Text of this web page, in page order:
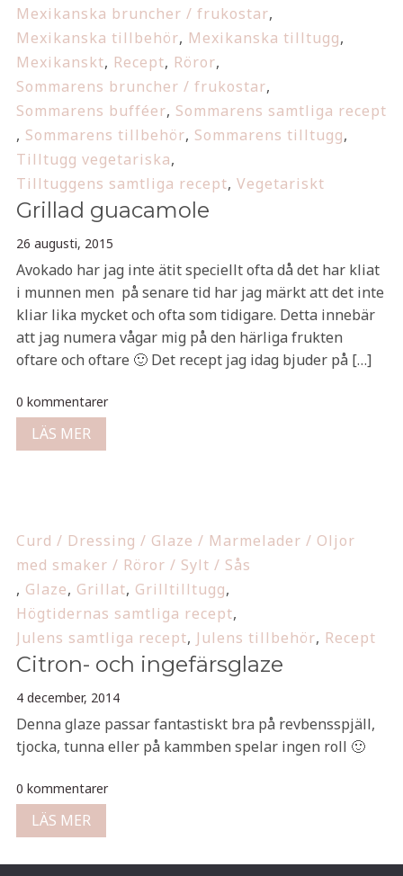
Mexikanska bruncher / frukostar,
Mexikanska tillbehör, Mexikanska tilltugg,
Mexikanskt, Recept, Röror,
Sommarens bruncher / frukostar,
Sommarens bufféer, Sommarens samtliga recept
, Sommarens tillbehör, Sommarens tilltugg,
Tilltugg vegetariska,
Tilltuggens samtliga recept, Vegetariskt
Grillad guacamole
26 augusti, 2015
Avokado har jag inte ätit speciellt ofta då det har kliat
i munnen men på senare tid har jag märkt att det inte
kliar lika mycket och ofta som tidigare. Detta innebär
att jag numera vågar mig på den härliga frukten
oftare och oftare 🙂 Det recept jag idag bjuder på […]
0 kommentarer
LÄS MER
Curd / Dressing / Glaze / Marmelader / Oljor
med smaker / Röror / Sylt / Sås
, Glaze, Grillat, Grilltilltugg,
Högtidernas samtliga recept,
Julens samtliga recept, Julens tillbehör, Recept
Citron- och ingefärsglaze
4 december, 2014
Denna glaze passar fantastiskt bra på revbensspjäll,
tjocka, tunna eller på kammben spelar ingen roll 🙂
0 kommentarer
LÄS MER